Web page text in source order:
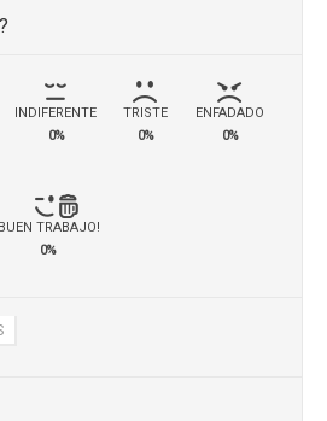
INDIFERENTE
0%
TRISTE
0%
ENFADADO
0%
TRABAJO!
0%